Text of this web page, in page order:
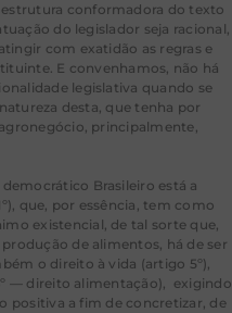
conformadora do texto
do legislador seja racional,
com exatidão as regras e
E convenhamos, não há
legislativa quando se
desta, que tenha por
principalmente,
Brasileiro está a
que, por essência, tem como
existencial, de tal sorte que,
de alimentos, há de ser
o direito à vida (artigo 5º),
— direito alimentação), exigindo
positiva a fim de concretizar, de